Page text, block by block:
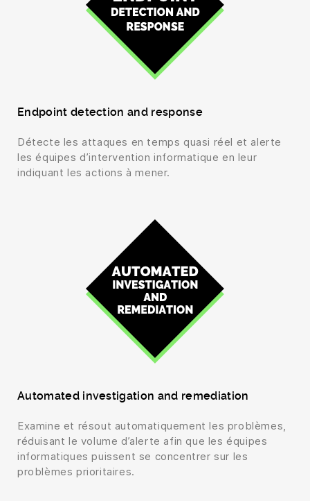
Endpoint detection and response
Détecte les attaques en temps quasi réel et alerte
les équipes d’intervention informatique en leur
indiquant les actions à mener.
Automated investigation and remediation
Examine et résout automatiquement les problèmes,
réduisant le volume d’alerte afin que les équipes
informatiques puissent se concentrer sur les
problèmes prioritaires.